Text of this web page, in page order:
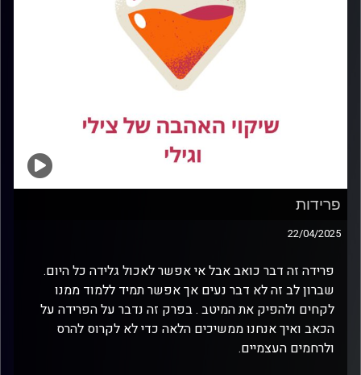
פרידות
22/04/2025
פרידה זה דבר כואב אבל אי אפשר לאכול גלידה כל היום.
שברון לב זה לא דבר נעים אך אפשר תמיד ללמוד ממנו
לקחים ולהפיק את המיטב . בפרק זה נדבר על הפרידה על
הכאב ואיך אנחנו ממשיכים הלאה כדי לא לקרוס להרס
ולרחמים העצמיים.